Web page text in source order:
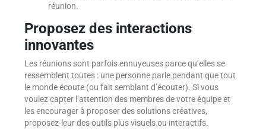
réunion.
Proposez des interactions
innovantes
Les réunions sont parfois ennuyeuses parce qu’elles se
ressemblent toutes : une personne parle pendant que tout
le monde écoute (ou fait semblant d’écouter). Si vous
voulez capter l’attention des membres de votre équipe et
les encourager à proposer des solutions créatives,
proposez-leur des outils plus visuels ou interactifs.